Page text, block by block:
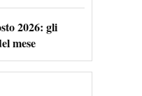
2026: gli
mese